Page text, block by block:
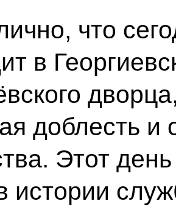
что
в
доблесть и
Этот
истории